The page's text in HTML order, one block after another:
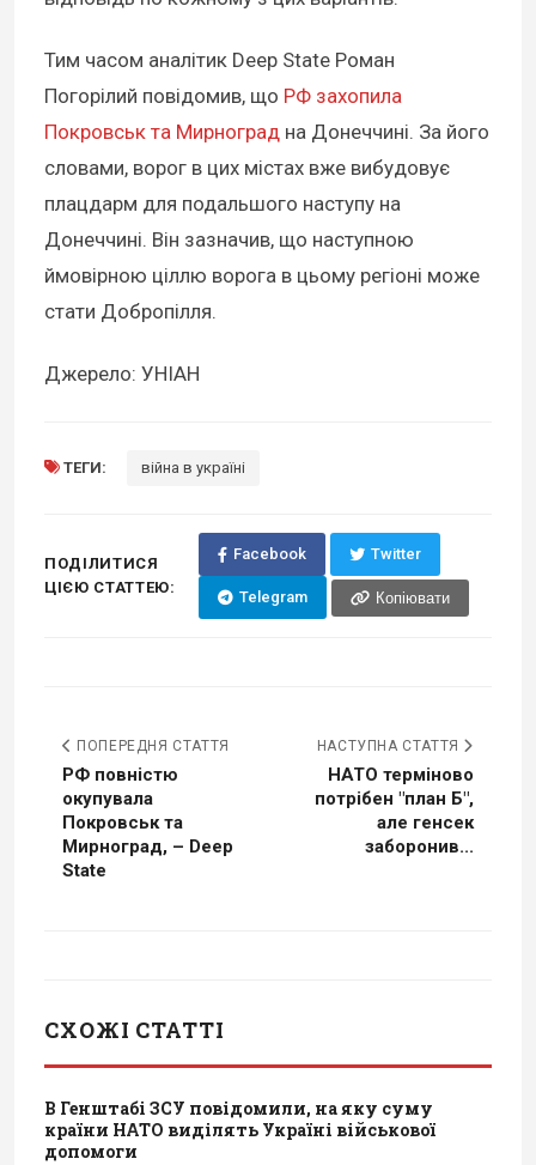
Тим часом аналітик Deep State Роман
Погорілий повідомив, що РФ захопила
Покровськ та Мирноград на Донеччині. За його
словами, ворог в цих містах вже вибудовує
плацдарм для подальшого наступу на
Донеччині. Він зазначив, що наступною
ймовірною ціллю ворога в цьому регіоні може
стати Добропілля.
Джерело: УНІАН
ТЕГИ: війна в україні
ПОДІЛИТИСЯ
ЦІЄЮ СТАТТЕЮ:
Facebook Twitter
Telegram Копіювати
ПОПЕРЕДНЯ СТАТТЯ
РФ повністю
окупувала
Покровськ та
Мирноград, – Deep
State
НАСТУПНА СТАТТЯ
НАТО терміново
потрібен "план Б",
але генсек
заборонив...
СХОЖІ СТАТТІ
В Генштабі ЗСУ повідомили, на яку суму
країни НАТО виділять Україні військової
допомоги